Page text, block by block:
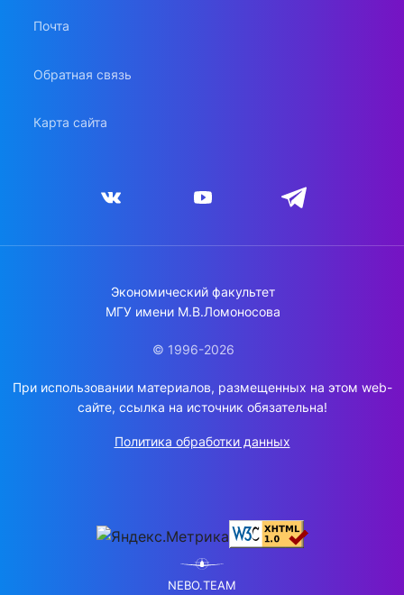
Почта
Обратная связь
Карта сайта
Экономический факультет
МГУ имени М.В.Ломоносова
© 1996-2026
При использовании материалов, размещенных на этом web-
сайте, ссылка на источник обязательна!
Политика обработки данных
NEBO.TEAM